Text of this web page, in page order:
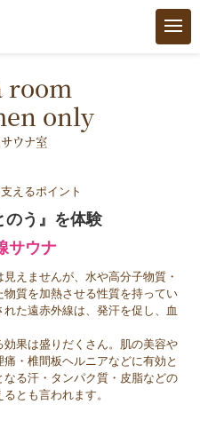
room
only
ウナ室
えるポイント
う』を体験
サウナ
えませんが、水や高分子物質・
質を加熱させる性質を持ってい
た遠赤外線は、発汗を促し、血
果は盛りだくさん。肌の美容や
・椎間板ヘルニアなどに有効と
る汗・タンパク質・皮脂などの
とも言われます。